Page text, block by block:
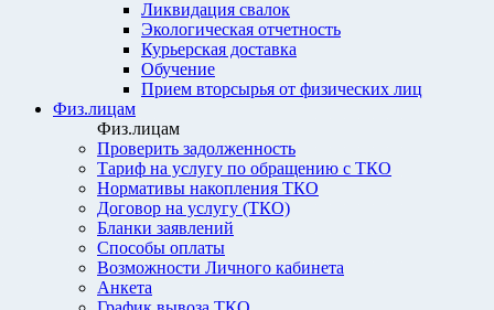
Ликвидация свалок
Экологическая отчетность
Курьерская доставка
Обучение
Прием вторсырья от физических лиц
Физ.лицам
Физ.лицам
Проверить задолженность
Тариф на услугу по обращению с ТКО
Нормативы накопления ТКО
Договор на услугу (ТКО)
Бланки заявлений
Способы оплаты
Возможности Личного кабинета
Анкета